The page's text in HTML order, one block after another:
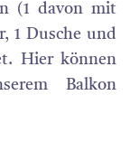
(1 davon mit
1 Dusche und
Hier können
Balkon